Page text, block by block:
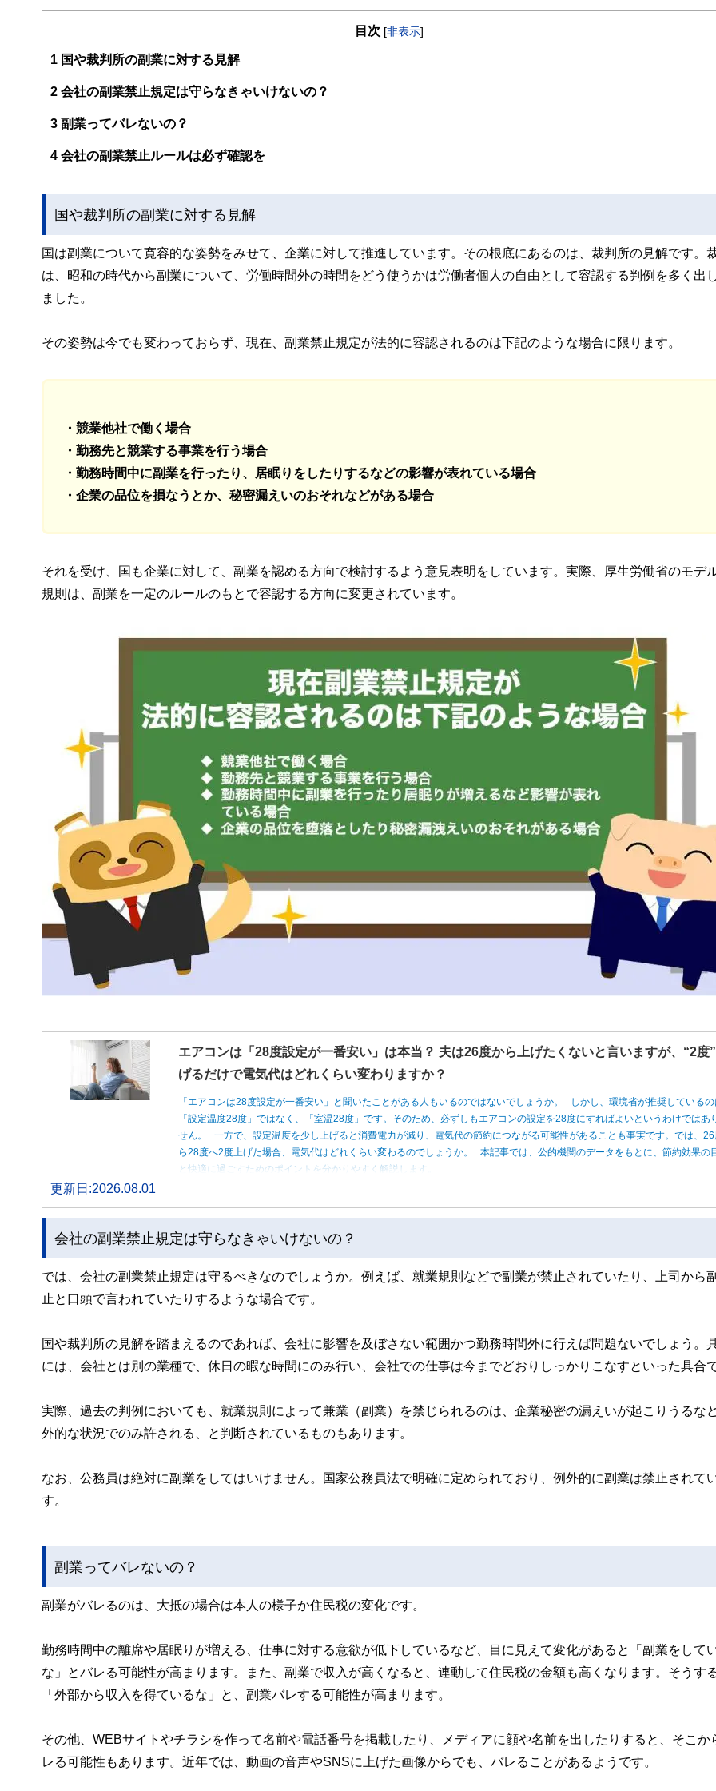
現在では行政書士・ファイナンシャルプランナーとして活躍する傍ら、フリーライターとして精力的に活動中。広範な知識をもとに市民法務
目次 [非表示]
1 国や裁判所の副業に対する見解
2 会社の副業禁止規定は守らなきゃいけないの？
3 副業ってバレないの？
4 会社の副業禁止ルールは必ず確認を
国や裁判所の副業に対する見解
国は副業について寛容的な姿勢をみせて、企業に対して推進しています。その根底にあるのは、裁判所の見解です。
は、昭和の時代から副業について、労働時間外の時間をどう使うかは労働者個人の自由として容認する判例を多く出
ました。
その姿勢は今でも変わっておらず、現在、副業禁止規定が法的に容認されるのは下記のような場合に限ります。
・競業他社で働く場合
・勤務先と競業する事業を行う場合
・勤務時間中に副業を行ったり、居眠りをしたりするなどの影響が表れている場合
・企業の品位を損なうとか、秘密漏えいのおそれなどがある場合
それを受け、国も企業に対して、副業を認める方向で検討するよう意見表明をしています。実際、厚生労働省のモデ
規則は、副業を一定のルールのもとで容認する方向に変更されています。
エアコンは「28度設定が一番安い」は本当？ 夫は26度から上げたくないと言いますが、“2度
げるだけで電気代はどれくらい変わりますか？
「エアコンは28度設定が一番安い」と聞いたことがある人もいるのではないでしょうか。 しかし、環境省が推奨しているの
「設定温度28度」ではなく、「室温28度」です。そのため、必ずしもエアコンの設定を28度にすればよいというわけではあ
せん。 一方で、設定温度を少し上げると消費電力が減り、電気代の節約につながる可能性があることも事実です。では、26
ら28度へ2度上げた場合、電気代はどれくらい変わるのでしょうか。 本記事では、公的機関のデータをもとに、節約効果の
と快適に過ごすためのポイントを分かりやすく解説します。
更新日:2026.08.01
会社の副業禁止規定は守らなきゃいけないの？
では、会社の副業禁止規定は守るべきなのでしょうか。例えば、就業規則などで副業が禁止されていたり、上司から
止と口頭で言われていたりするような場合です。
国や裁判所の見解を踏まえるのであれば、会社に影響を及ぼさない範囲かつ勤務時間外に行えば問題ないでしょう。
には、会社とは別の業種で、休日の暇な時間にのみ行い、会社での仕事は今までどおりしっかりこなすといった具合
実際、過去の判例においても、就業規則によって兼業（副業）を禁じられるのは、企業秘密の漏えいが起こりうるな
外的な状況でのみ許される、と判断されているものもあります。
なお、公務員は絶対に副業をしてはいけません。国家公務員法で明確に定められており、例外的に副業は禁止されて
す。
副業ってバレないの？
副業がバレるのは、大抵の場合は本人の様子か住民税の変化です。
勤務時間中の離席や居眠りが増える、仕事に対する意欲が低下しているなど、目に見えて変化があると「副業をして
な」とバレる可能性が高まります。また、副業で収入が高くなると、連動して住民税の金額も高くなります。そうす
「外部から収入を得ているな」と、副業バレする可能性が高まります。
その他、WEBサイトやチラシを作って名前や電話番号を掲載したり、メディアに顔や名前を出したりすると、そこか
レる可能性もあります。近年では、動画の音声やSNSに上げた画像からでも、バレることがあるようです。